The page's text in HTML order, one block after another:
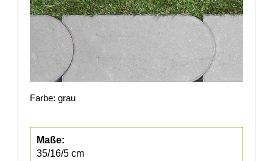
Farbe: grau
35/16/5 cm